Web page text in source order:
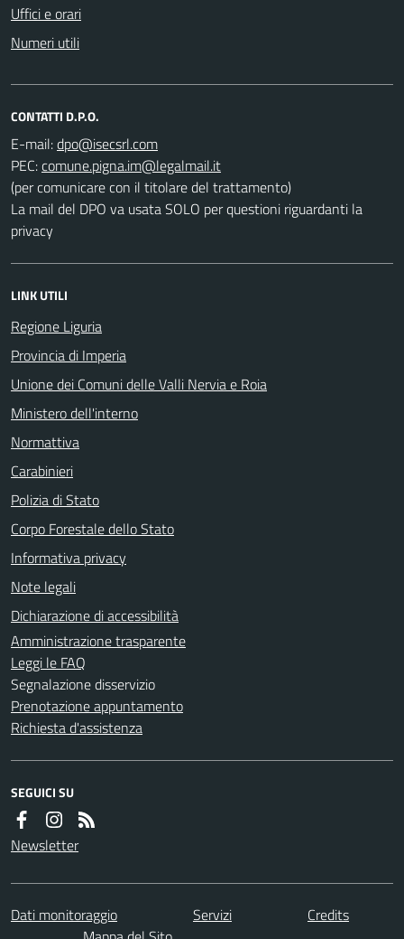
Uffici e orari
Numeri utili
CONTATTI D.P.O.
E-mail:
PEC:
(per comunicare con il titolare del trattamento)
La mail del DPO va usata SOLO per questioni riguardanti la
privacy
LINK UTILI
Regione Liguria
Provincia di Imperia
Unione dei Comuni delle Valli Nervia e Roia
Ministero dell'interno
Normattiva
Carabinieri
Polizia di Stato
Corpo Forestale dello Stato
Informativa privacy
Note legali
Dichiarazione di accessibilità
Amministrazione trasparente
Leggi le FAQ
Segnalazione disservizio
Prenotazione appuntamento
Richiesta d'assistenza
SEGUICI SU
Newsletter
Dati monitoraggio Servizi
Credits